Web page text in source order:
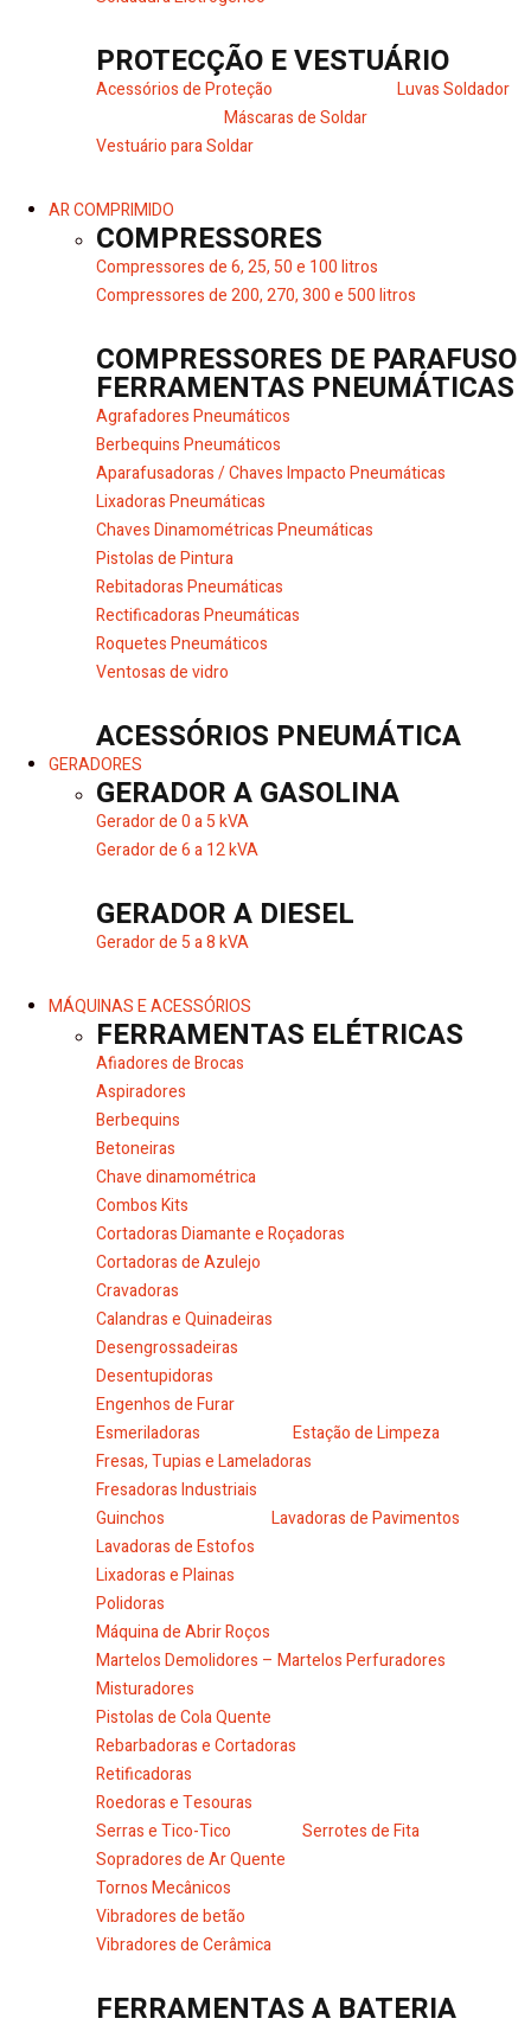
PROTECÇÃO E VESTUÁRIO
Acessórios de Proteção
Luvas Soldador
Máscaras de Soldar
Vestuário para Soldar
AR COMPRIMIDO
COMPRESSORES
Compressores de 6, 25, 50 e 100 litros
Compressores de 200, 270, 300 e 500 litros
COMPRESSORES DE PARAFUSO
FERRAMENTAS PNEUMÁTICAS
Agrafadores Pneumáticos
Berbequins Pneumáticos
Aparafusadoras / Chaves Impacto Pneumáticas
Lixadoras Pneumáticas
Chaves Dinamométricas Pneumáticas
Pistolas de Pintura
Rebitadoras Pneumáticas
Rectificadoras Pneumáticas
Roquetes Pneumáticos
Ventosas de vidro
ACESSÓRIOS PNEUMÁTICA
GERADORES
GERADOR A GASOLINA
Gerador de 0 a 5 kVA
Gerador de 6 a 12 kVA
GERADOR A DIESEL
Gerador de 5 a 8 kVA
MÁQUINAS E ACESSÓRIOS
FERRAMENTAS ELÉTRICAS
Afiadores de Brocas
Aspiradores
Berbequins
Betoneiras
Chave dinamométrica
Combos Kits
Cortadoras Diamante e Roçadoras
Cortadoras de Azulejo
Cravadoras
Calandras e Quinadeiras
Desengrossadeiras
Desentupidoras
Engenhos de Furar
Esmeriladoras
Estação de Limpeza
Fresas, Tupias e Lameladoras
Fresadoras Industriais
Guinchos
Lavadoras de Pavimentos
Lavadoras de Estofos
Lixadoras e Plainas
Polidoras
Máquina de Abrir Roços
Martelos Demolidores – Martelos Perfuradores
Misturadores
Pistolas de Cola Quente
Rebarbadoras e Cortadoras
Retificadoras
Roedoras e Tesouras
Serras e Tico-Tico
Serrotes de Fita
Sopradores de Ar Quente
Tornos Mecânicos
Vibradores de betão
Vibradores de Cerâmica
FERRAMENTAS A BATERIA